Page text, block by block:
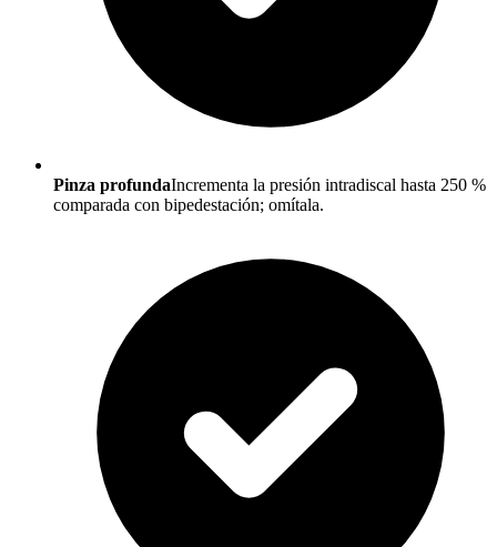
Pinza profundaIncrementa la presión intradiscal hasta 250 %
comparada con bipedestación; omítala.